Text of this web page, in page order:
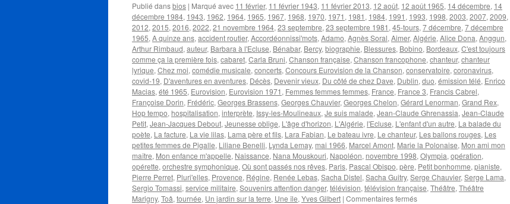
Publié dansbios | Marqué avec 11 février, 11 février 1943, 11 février 2013, 12 août, 12 août 1965, 14 décembre, 14
décembre 1984, 1943, 1962, 1964, 1965, 1967, 1968, 1970, 1971 , 1981 , 1984, 1991 , 1993, 1998, 2003, 2007, 2009,
2012, 2015, 2016, 2022, 21 novembre 1964, 23 septembre, 23 septembre 1981 , 45-tours, 7 décembre, 7 décembre
1965, A quinze ans, accident routier, Accordéonnissi'mots, Adamo, Agnès Soral, Aimer, Algérie, Alice Dona, Anggun,
Arthur Rimbaud, auteur, Barbara à l'Ecluse, Bénabar, Bercy, biographie, Blessures, Bobino, Bordeaux, C'est toujours
comme ça la première fois, cabaret, Carla Bruni, Chanson française, Chanson francophone, chanteur, chanteur
lyrique, Chez moi, comédie musicale, concerts, Concours Eurovision de la Chanson, conservatoire, coronavirus,
covid-19, D'aventures en aventures, Décès, Devenir vieux, Du côté de chez Dave, Dublin, duo, émission télé, Enrico
Macias, été 1965, Eurovision, Eurovision 1971 , Femmes femmes femmes, France, France 3, Francis Cabrel,
Françoise Dorin, Frédéric, Georges Brassens, Georges Chauvier, Georges Chelon, Gérard Lenorman, Grand Rex,
Hop tempo, hospitalisation, interprète, Issy-les-Moulineaux, Je suis malade, Jean-Claude Ghrenassia, Jean-Claude
Petit, Jean-Jacques Debout, Jeunesse oblige, L'âge d'horizon, L'Algérie, l'Ecluse, L'enfant d'un autre, La balade du
poète, La facture, La vie lilas, Lama père et fils, Lara Fabian, Le bateau ivre, Le chanteur, Les ballons rouges, Les
petites femmes de Pigalle, Liliane Benelli, Lynda Lemay, mai 1966, Marcel Amont, Marie la Polonaise, Mon ami mon
maître, Mon enfance m'appelle, Naissance, Nana Mouskouri, Napoléon, novembre 1998, Olympia, opération,
opérette, orchestre symphonique, Où sont passés nos rêves, Paris, Pascal Obispo, père, Petit bonhomme, pianiste,
Pierre Perret, Pluri'elles, Provence, Régine, Renée Lebas, Sacha Distel, Sacha Guitry, Serge Chauvier, Serge Lama,
Sergio Tomassi, service militaire, Souvenirs attention danger, télévision, télévision française, Théâtre, Théâtre
Marigny, Toâ, tournée, Un jardin sur la terre, Une île, Yves Gilbert | Commentaires ferméssur